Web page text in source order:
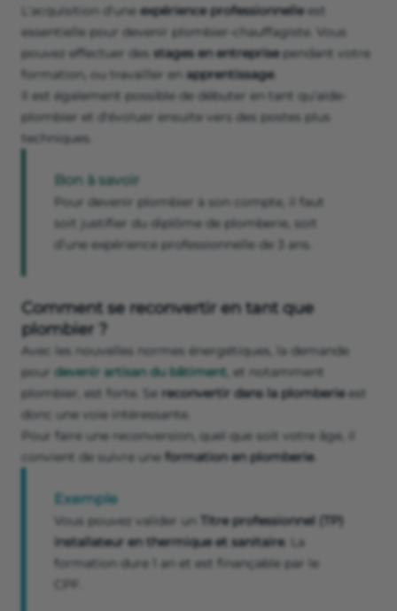
L'acquisition d'une expérience professionnelleest
essentielle pour devenir plombier-chauffagiste. Vous
pouvez effectuer des stages en entreprisependant votre
formation, ou travailler en apprentissage.
Il est également possible de débuter en tant qu'aide-
plombier et d'évoluer ensuite vers des postes plus
techniques.
Bon à savoir
Pour devenir plombier à son compte, il faut
soit justifier du diplôme de plomberie, soit
d’une expérience professionnelle de 3 ans.
Comment se reconvertir en tant que
plombier ?
Avec les nouvelles normes énergétiques, la demande
pour devenir artisan du bâtiment , et notamment
plombier, est forte. Se reconvertir dans la plomberieest
donc une voie intéressante.
Pour faire une reconversion, quel que soit votre âge, il
convient de suivre une formation en plomberie.
Exemple
Vous pouvez valider un
Titre professionnel (TP)
installateur en thermique et sanitaire. La
formation dure 1 an et est finançable par le
CPF.